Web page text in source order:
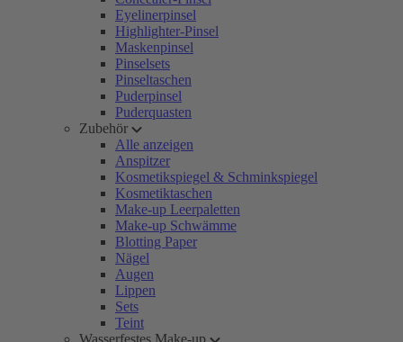
Eyelinerpinsel
Highlighter-Pinsel
Maskenpinsel
Pinselsets
Pinseltaschen
Puderpinsel
Puderquasten
Zubehör
Alle anzeigen
Anspitzer
Kosmetikspiegel & Schminkspiegel
Kosmetiktaschen
Make-up Leerpaletten
Make-up Schwämme
Blotting Paper
Nägel
Augen
Lippen
Sets
Teint
Wasserfestes Make-up